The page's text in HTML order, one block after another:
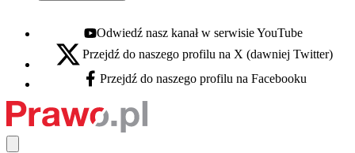
Youtube - otwiera się w nowej karcie
Odwiedź nasz kanał w serwisie YouTube
X - otwiera się w nowej karcie
Przejdź do naszego profilu na X (dawniej Twitter)
Facebook - otwiera się w nowej karcie
Przejdź do naszego profilu na Facebooku